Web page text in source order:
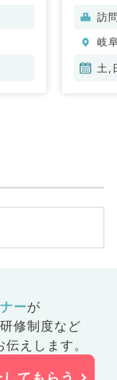
臓血
器内
内
門外
経
器
謝
訪
岐
土,
ーが
修制度など
えします。